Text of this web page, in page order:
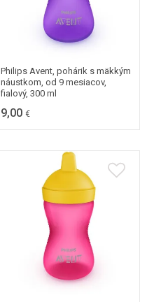
Philips Avent, pohárik s mäkkým
náustkom, od 9 mesiacov,
fialový, 300 ml
9,00 €